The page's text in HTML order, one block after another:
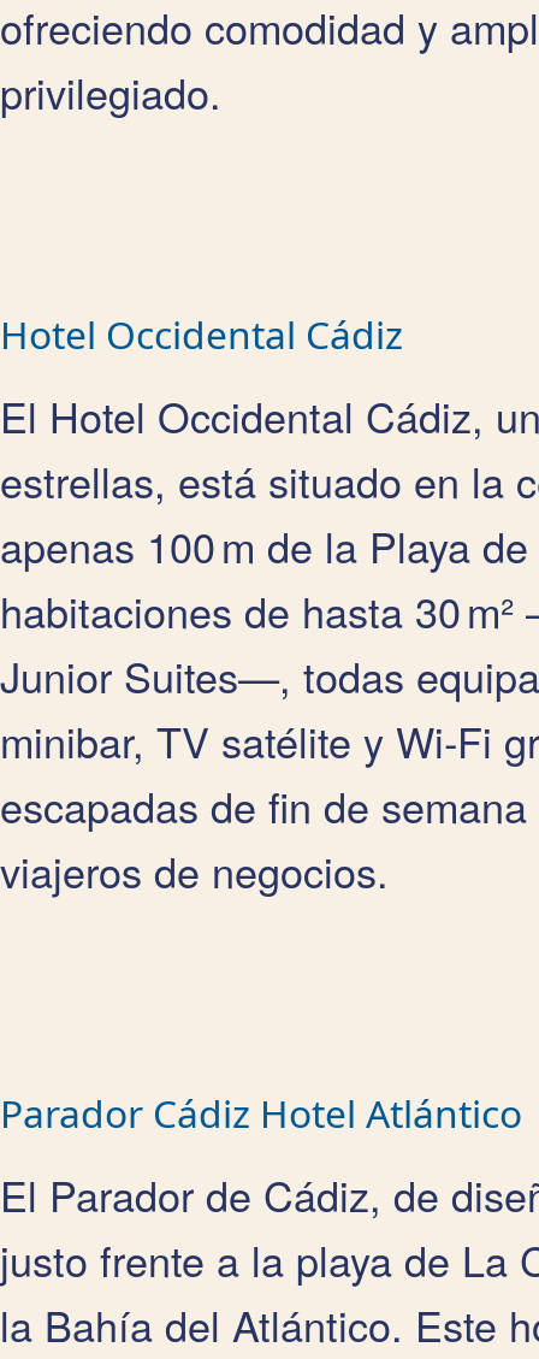
ofreciendo comodidad y
privilegiado.
Hotel Occidental Cádiz
El Hotel Occidental Cádiz,
estrellas, está situado en la
apenas 100 m de la Playa
habitaciones de hasta 30
Junior Suites—, todas
minibar, TV satélite y Wi‑Fi
escapadas de fin de
viajeros de negocios.
Parador Cádiz Hotel Atlántico
El Parador de Cádiz, de
justo frente a la playa de La
la Bahía del Atlántico. Este